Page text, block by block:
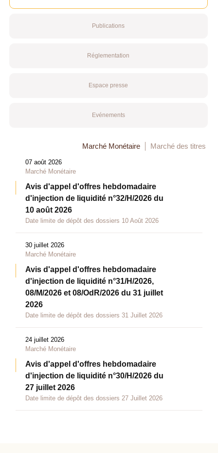
Publications
Réglementation
Espace presse
Evénements
Marché Monétaire Marché des titres
07 août 2026
Marché Monétaire
Avis d'appel d'offres hebdomadaire
d'injection de liquidité n°32/H/2026 du
10 août 2026
Date limite de dépôt des dossiers 10 Août 2026
30 juillet 2026
Marché Monétaire
Avis d'appel d'offres hebdomadaire
d'injection de liquidité n°31/H/2026,
08/M/2026 et 08/OdR/2026 du 31 juillet
2026
Date limite de dépôt des dossiers 31 Juillet 2026
24 juillet 2026
Marché Monétaire
Avis d'appel d'offres hebdomadaire
d'injection de liquidité n°30/H/2026 du
27 juillet 2026
Date limite de dépôt des dossiers 27 Juillet 2026